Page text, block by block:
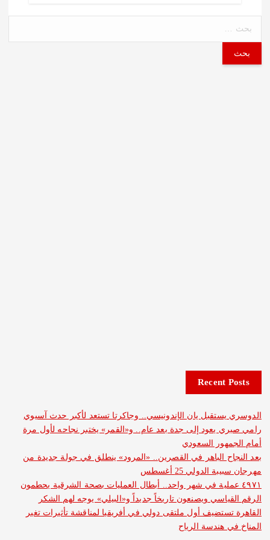
Recent
يان الإندونيسي.. وجاكرتا تستعد لأكبر حدث آسيوي
يعود إلى جدة بعد عام.. و«القمر» يختبر نجاحه لأول مرة
السعودي
الباهر في القصرين.. «المرود» ينطلق في جولة جديدة من
الدولي 25 أغسطس
عملية في شهر واحد.. أبطال العمليات بصحة الشرقية يحطمون
ويصنعون تاريخاً جديداً و«البيلي» يوجه لهم الشكر
أول ملتقى دولي في أفريقيا لمناقشة تأثيرات تغير
هندسة الرياح